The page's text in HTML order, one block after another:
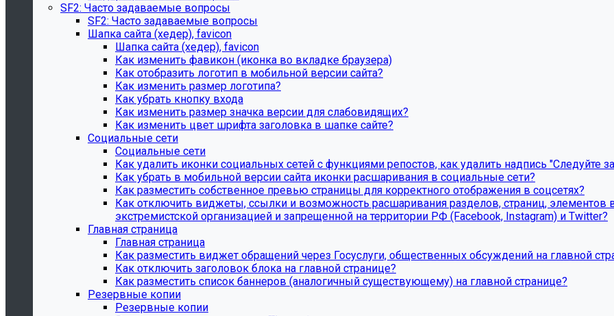
SF2: Часто задаваемые вопросы
SF2: Часто задаваемые вопросы
Шапка сайта (хедер), favicon
Шапка сайта (хедер), favicon
Как изменить фавикон (иконка во вкладке браузера)
Как отобразить логотип в мобильной версии сайта?
Как изменить размер логотипа?
Как убрать кнопку входа
Как изменить размер значка версии для слабовидящих?
Как изменить цвет шрифта заголовка в шапке сайте?
Социальные сети
Социальные сети
Как удалить иконки социальных сетей с функциями репостов, как удалить надпись "Следуйте
Как убрать в мобильной версии сайта иконки расшаривания в социальные сети?
Как разместить собственное превью страницы для корректного отображения в соцсетях?
Как отключить виджеты, ссылки и возможность расшаривания разделов, страниц, элементов
экстремистской организацией и запрещенной на территории РФ (Facebook, Instagram) и Twitter?
Главная страница
Главная страница
Как разместить виджет обращений через Госуслуги, общественных обсуждений на главной
Как отключить заголовок блока на главной странице?
Как разместить список баннеров (аналогичный существующему) на главной странице?
Резервные копии
Резервные копии